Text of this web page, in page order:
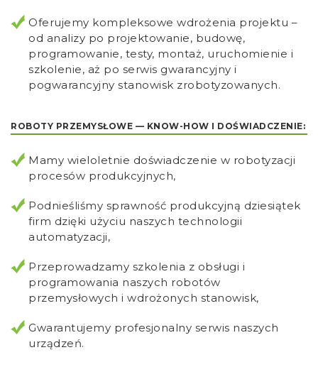
Oferujemy kompleksowe wdrożenia projektu –
od analizy po projektowanie, budowę,
programowanie, testy, montaż, uruchomienie i
szkolenie, aż po serwis gwarancyjny i
pogwarancyjny stanowisk zrobotyzowanych.
ROBOTY PRZEMYSŁOWE — KNOW-HOW I DOŚWIADCZENIE:
Mamy wieloletnie doświadczenie w robotyzacji
procesów produkcyjnych,
Podnieśliśmy sprawność produkcyjną dziesiątek
firm dzięki użyciu naszych technologii
automatyzacji,
Przeprowadzamy szkolenia z obsługi i
programowania naszych robotów
przemysłowych i wdrożonych stanowisk,
Gwarantujemy profesjonalny serwis naszych
urządzeń.